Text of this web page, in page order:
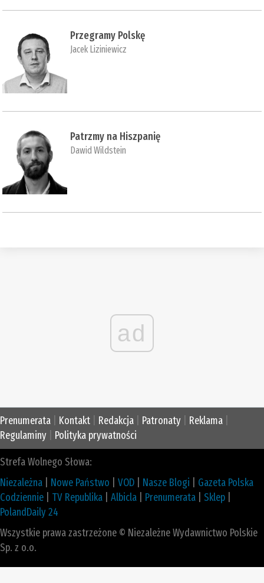
Przegramy Polskę
Jacek Liziniewicz
Patrzmy na Hiszpanię
Dawid Wildstein
ad
Prenumerata Kontakt Redakcja Patronaty Reklama
Regulaminy
Polityka prywatności
Strefa Wolnego Słowa:
Niezależna
Nowe Państwo VOD Nasze Blogi
Gazeta Polska
Codziennie
TV Republika Albicla Prenumerata Sklep
PolandDaily 24
Wszystkie prawa zastrzeżone © Niezależne Wydawnictwo Polskie
Sp. z o.o.